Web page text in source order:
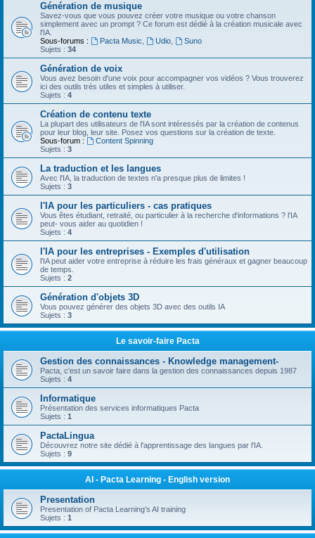
Génération de musique
Savez-vous que vous pouvez créer votre musique ou votre chanson
simplement avec un prompt ? Ce forum est dédié à la création musicale avec
l'IA.
Sous-forums :
Pacta Music Udio,
Suno
Sujets : 34
Génération de voix
Vous avez besoin d'une voix pour accompagner vos vidéos ? Vous trouverez
ici des outils très utiles et simples à utiliser.
Sujets : 4
Création de contenu texte
La plupart des utilisateurs de l'IA sont intéressés par la création de contenus
pour leur blog, leur site. Posez vos questions sur la création de texte.
Sous-forum :
Content Spinning
Sujets : 3
La traduction et les langues
Avec l'IA, la traduction de textes n'a presque plus de limites !
Sujets : 3
l'IA pour les particuliers - cas pratiques
Vous êtes étudiant, retraité, ou particulier à la recherche d'informations ? l'IA
peut- vous aider au quotidien !
Sujets : 4
l'IA pour les entreprises - Exemples d'utilisation
l'IA peut aider votre entreprise à réduire les frais généraux et gagner beaucoup
de temps.
Sujets : 2
Génération d'objets 3D
Vous pouvez générer des objets 3D avec des outils IA
Sujets : 3
Le savoir-faire Pacta
Gestion des connaissances - Knowledge management-
Pacta, c'est un savoir faire dans la gestion des connaissances depuis 1987
Sujets : 4
Informatique
Présentation des services informatiques Pacta
Sujets : 1
PactaLingua
Découvrez notre site dédié à l'apprentissage des langues par l'IA.
Sujets : 9
AI - Pacta Learning - English version
Presentation
Presentation of Pacta Learning’s AI training
Sujets : 1